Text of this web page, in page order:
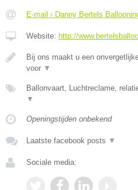
E-mail › Danny Bertels
Website: http://
Bij ons maakt u een
voor ▼
Ballonvaart, Luchtreclame,
▼
Openingstijden onbekend
Laatste facebook posts ▼
Sociale media: